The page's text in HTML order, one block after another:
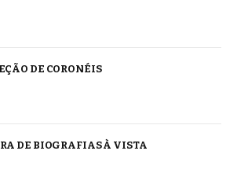
DE CORONÉIS
DE BIOGRAFIAS À VISTA